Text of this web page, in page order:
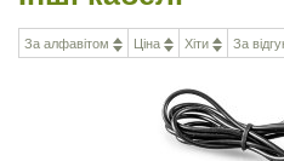
За алфавітом Ціна Хіти За